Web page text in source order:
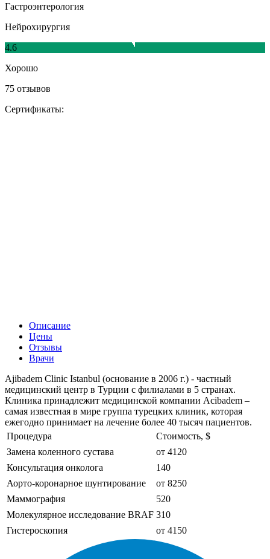
Гастроэнтерология
Нейрохирургия
4.6
Хорошо
75 отзывов
Сертификаты:
Описание
Цены
Отзывы
Врачи
Ajibadem Clinic Istanbul (основание в 2006 г.) - частный
медицинский центр в Турции с филиалами в 5 странах.
Клиника принадлежит медицинской компании Acibadem –
самая известная в мире группа турецких клиник, которая
ежегодно принимает на лечение более 40 тысяч пациентов.
Процедура
Стоимость, $
Замена коленного сустава
от 4120
Консультация онколога
140
Аорто-коронарное шунтирование
от 8250
Маммография
520
Молекулярное исследование BRAF 310
Гистероскопия
от 4150